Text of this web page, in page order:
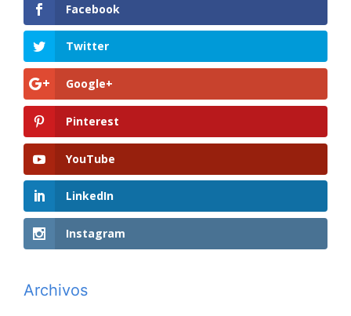
Facebook
Twitter
Google+
Pinterest
YouTube
LinkedIn
Instagram
Archivos